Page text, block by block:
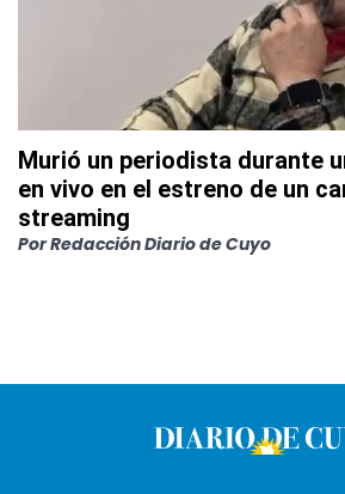
Murió un periodista durante
en vivo en el estreno de un
streaming
PorRedacción Diario de Cuyo